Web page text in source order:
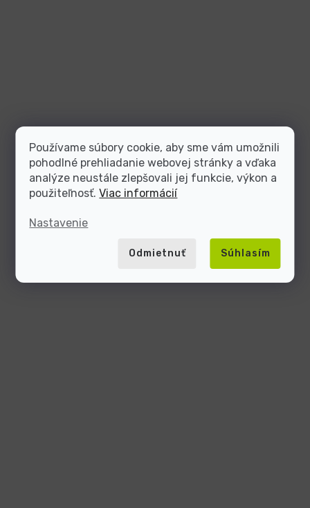
Používame súbory cookie, aby sme vám umožnili
pohodlné prehliadanie webovej stránky a vďaka
analýze neustále zlepšovali jej funkcie, výkon a
použiteľnosť.Viac informácií
Nastavenie
Odmietnuť Súhlasím